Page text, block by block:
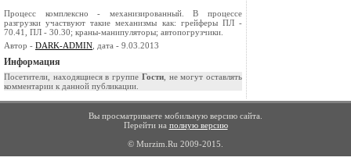
Процесс комплексно - механизированный. В процессе
разгрузки участвуют такие механизмы как: грейферы ПЛ -
70.41, ПЛ - 30.30; краны-манипуляторы; автопогрузчики.
Автор - DARK-ADMIN , дата - 9.03.2013
Информация
Посетители, находящиеся в группе Гости, не могут оставлять
комментарии к данной публикации.
Вы просматриваете мобильную версию сайта.
Перейти на полную версию
© Murzim.Ru 2009-2015.